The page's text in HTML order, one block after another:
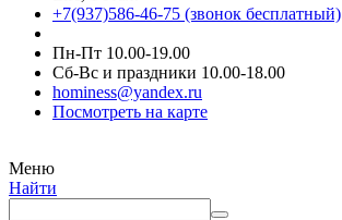
+7(937)586-46-75 (звонок бесплатный)
Пн-Пт 10.00-19.00
Сб-Вс и праздники 10.00-18.00
hominess@yandex.ru
Посмотреть на карте
Меню
Найти